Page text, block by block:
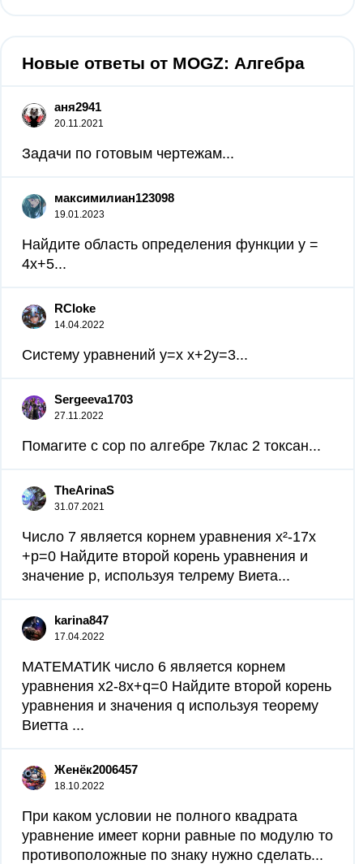
Новые ответы от MOGZ: Алгебра
аня2941
20.11.2021
Задачи по готовым чертежам...
максимилиан123098
19.01.2023
Найдите область определения функции у =
4х+5...
RCloke
14.04.2022
Систему уравнений у=х х+2у=3​...
Sergeeva1703
27.11.2022
Помагите с сор по алгебре 7клас 2 токсан...
TheArinaS
31.07.2021
Число 7 является корнем уравнения х²-17х
+p=0 Найдите второй корень уравнения и
значение p, используя телрему Виета​...
karina847
17.04.2022
МАТЕМАТИК число 6 является корнем
уравнения х2-8х+q=0 Найдите второй корень
уравнения и значения q используя теорему
Виетта ​...
Женёк2006457
18.10.2022
При каком условии не полного квадрата
уравнение имеет корни равные по модулю то
противоположные по знаку нужно сделать​...